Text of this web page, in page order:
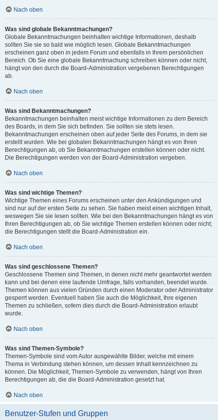
Nach oben
Was sind globale Bekanntmachungen?
Globale Bekanntmachungen beinhalten wichtige Informationen, deshalb
sollten Sie sie so bald wie möglich lesen. Globale Bekanntmachungen
erscheinen ganz oben in jedem Forum und ebenfalls in Ihrem persönlichen
Bereich. Ob Sie eine globale Bekanntmachung schreiben können oder nicht,
hängt von den durch die Board-Administration vergebenen Berechtigungen
ab.
Nach oben
Was sind Bekanntmachungen?
Bekanntmachungen beinhalten meist wichtige Informationen zu dem Bereich
des Boards, in dem Sie sich befinden. Sie sollten sie stets lesen.
Bekanntmachungen erscheinen oben auf jeder Seite des Forums, in dem sie
erstellt wurden. Wie bei globalen Bekanntmachungen hängt es von Ihren
Berechtigungen ab, ob Sie Bekanntmachungen erstellen können oder nicht.
Die Berechtigungen werden von der Board-Administration vergeben.
Nach oben
Was sind wichtige Themen?
Wichtige Themen eines Forums erscheinen unter den Ankündigungen und
sind nur auf der ersten Seite zu sehen. Sie haben meist einen wichtigen Inhalt,
weswegen Sie sie lesen sollten. Wie bei den Bekanntmachungen hängt es von
Ihren Berechtigungen ab, ob Sie wichtige Themen erstellen können oder nicht;
die Berechtigungen stellt die Board-Administration ein.
Nach oben
Was sind geschlossene Themen?
Geschlossene Themen sind Themen, in denen nicht mehr geantwortet werden
kann und bei denen eine laufende Umfrage, falls vorhanden, beendet wurde.
Themen können aus vielen Gründen durch einen Moderator oder Administrator
gesperrt werden. Eventuell haben Sie auch die Möglichkeit, Ihre eigenen
Themen zu schließen, sofern dies durch die Board-Administration erlaubt
wurde.
Nach oben
Was sind Themen-Symbole?
Themen-Symbole sind vom Autor ausgewählte Bilder, welche mit einem
Thema in Verbindung stehen können, um dessen Inhalt kennzeichnen zu
können. Die Möglichkeit, Themen-Symbole zu verwenden, hängt von Ihren
Berechtigungen ab, die die Board-Administration gesetzt hat.
Nach oben
Benutzer-Stufen und Gruppen